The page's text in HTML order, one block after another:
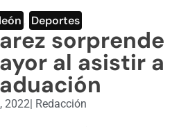
SECTION
VIDEOS
Deportes
sorprende
al asistir a
2022| Redacción